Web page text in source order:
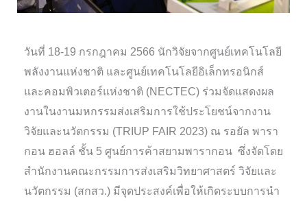
วันที่ 18-19 กรกฎาคม 2566 นักวิจัยจากศูนย์เทคโนโลยี
พลังงานแห่งชาติ และศูนย์เทคโนโลยีอิเล็กทรอนิกส์
และคอมพิวเตอร์แห่งชาติ (NECTEC) ร่วมจัดแสดงผล
งานในงานมหกรรมส่งเสริมการใช้ประโยชน์จากงาน
วิจัยและนวัตกรรม (TRIUP FAIR 2023) ณ รอยัล พารา
กอน ฮอลล์ ชั้น 5 ศูนย์การค้าสยามพารากอน ซึ่งจัดโดย
สำนักงานคณะกรรมการส่งเสริมวิทยาศาสตร์ วิจัยและ
นวัตกรรม (สกสว.) มีจุดประสงค์เพื่อให้เกิดระบบการนำ